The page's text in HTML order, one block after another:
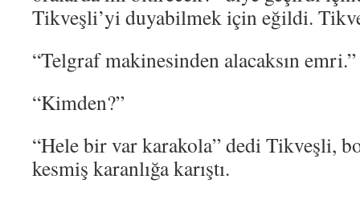
Tikveşli’yi duyabilmek için eğildi.
“Telgraf makinesinden alacaksın emri.”
“Kimden?”
“Hele bir var karakola” dedi Tikveşli,
kesmiş karanlığa karıştı.